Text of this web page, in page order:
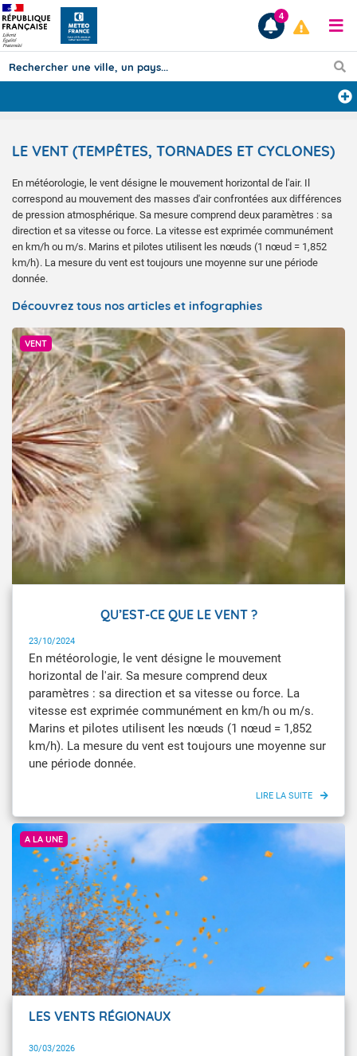
Prévisions
TOUS LES RÉSULTATS
Articles
4
LE VENT (TEMPÊTES, TORNADES ET CYCLONES)
En météorologie, le vent désigne le mouvement horizontal de l'air. Il
correspond au mouvement des masses d'air confrontées aux différences
de pression atmosphérique. Sa mesure comprend deux paramètres : sa
direction et sa vitesse ou force. La vitesse est exprimée communément
en km/h ou m/s. Marins et pilotes utilisent les nœuds (1 nœud = 1,852
km/h). La mesure du vent est toujours une moyenne sur une période
donnée.
Découvrez tous nos articles et infographies
VENT
QU’EST-CE QUE LE VENT ?
23/10/2024
En météorologie, le vent désigne le mouvement
horizontal de l'air. Sa mesure comprend deux
paramètres : sa direction et sa vitesse ou force. La
vitesse est exprimée communément en km/h ou m/s.
Marins et pilotes utilisent les nœuds (1 nœud = 1,852
km/h). La mesure du vent est toujours une moyenne sur
une période donnée.
A LA UNE
© Getty Images
LES VENTS RÉGIONAUX
30/03/2026